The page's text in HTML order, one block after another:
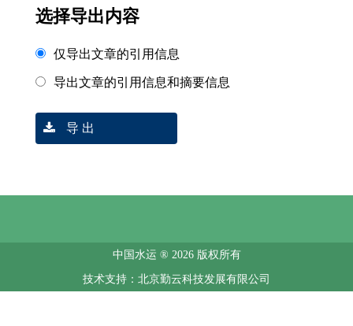
选择导出内容
仅导出文章的引用信息
导出文章的引用信息和摘要信息
导 出
中国水运 ® 2026 版权所有
技术支持：北京勤云科技发展有限公司